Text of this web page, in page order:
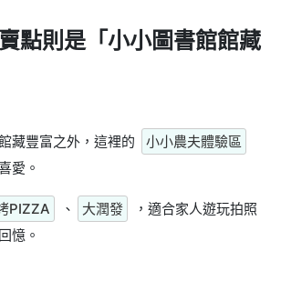
點則是「小小圖書館館藏
藏豐富之外，這裡的
小小農夫體驗區
愛。
PIZZA 、 大潤發
，適合家人遊玩拍照
憶。